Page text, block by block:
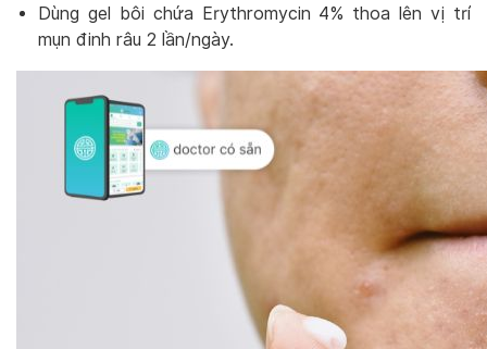
Dùng gel bôi chứa Erythromycin 4% thoa lên vị trí
mụn đinh râu 2 lần/ngày.